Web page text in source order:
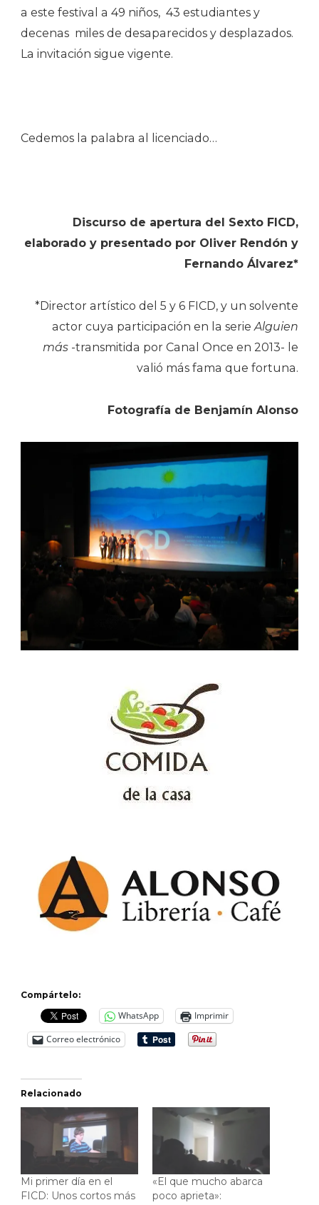
a este festival a 49 niños, 43 estudiantes y
decenas miles de desaparecidos y desplazados.
La invitación sigue vigente.
Cedemos la palabra al licenciado…
Discurso de apertura del Sexto FICD,
elaborado y presentado por Oliver Rendón y
Fernando Álvarez*
*Director artístico del 5 y 6 FICD, y un solvente
actor cuya participación en la serieAlguien
más -transmitida por Canal Once en 2013- le
valió más fama que fortuna.
Fotografía de Benjamín Alonso
Compártelo:
WhatsApp
Imprimir
Correo electrónico
Relacionado
Mi primer día en el
FICD: Unos cortos más
«El que mucho abarca
poco aprieta»: